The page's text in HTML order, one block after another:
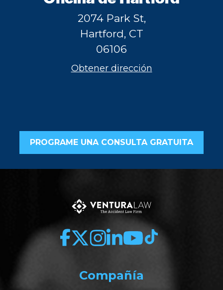
2074 Park St,
Hartford, CT
06106
Obtener dirección
PROGRAME UNA CONSULTA GRATUITA
Compañía